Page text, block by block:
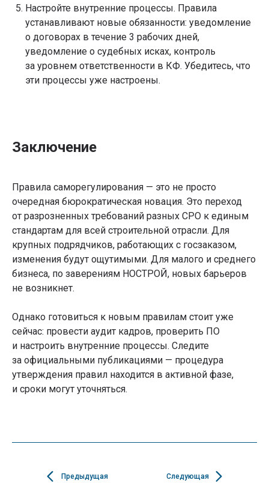
Настройте внутренние процессы. Правила
устанавливают новые обязанности: уведомление
о договорах в течение 3 рабочих дней,
уведомление о судебных исках, контроль
за уровнем ответственности в КФ. Убедитесь, что
эти процессы уже настроены.
Заключение
Правила саморегулирования — это не просто
очередная бюрократическая новация. Это переход
от разрозненных требований разных СРО к единым
стандартам для всей строительной отрасли. Для
крупных подрядчиков, работающих с госзаказом,
изменения будут ощутимыми. Для малого и среднего
бизнеса, по заверениям НОСТРОЙ, новых барьеров
не возникнет.
Однако готовиться к новым правилам стоит уже
сейчас: провести аудит кадров, проверить ПО
и настроить внутренние процессы. Следите
за официальными публикациями — процедура
утверждения правил находится в активной фазе,
и сроки могут уточняться.
Предыдущая Следующая
Вступление в СРО
О компании
Статьи
Новости
Мероприятия
Вопрос-ответ
Контакты
СРО строителей
СРО проектировщиков
СРО изыскателей
СРО на опасные
объекты
Сопровождение
проверок СРО
Повышение
квалификации
Обучение рабочим
профессиям
Профессиональная
переподготовка
Охрана труда
специалистов HPC
Внесение в НРС
Внесение в НРС
Обучение
НОК для строителей
Виды СРО
Навигация
Часы работы:
ПН-ПТ: 9:00-19:00
Уфа, ул. Рихарда
Зорге, 15/1
+7 (800) 777-51-87